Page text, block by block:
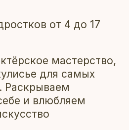
от 4 до 17
мастерство,
для самых
Раскрываем
и влюбляем